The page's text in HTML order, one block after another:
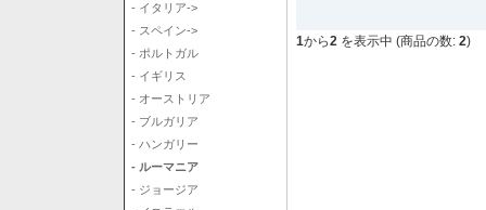
- イタリア->
- スペイン->
- ポルトガル
- イギリス
- オーストリア
- ブルガリア
- ハンガリー
- ルーマニア
- ジョージア
1から2 を表示中 (商品の数: 2)